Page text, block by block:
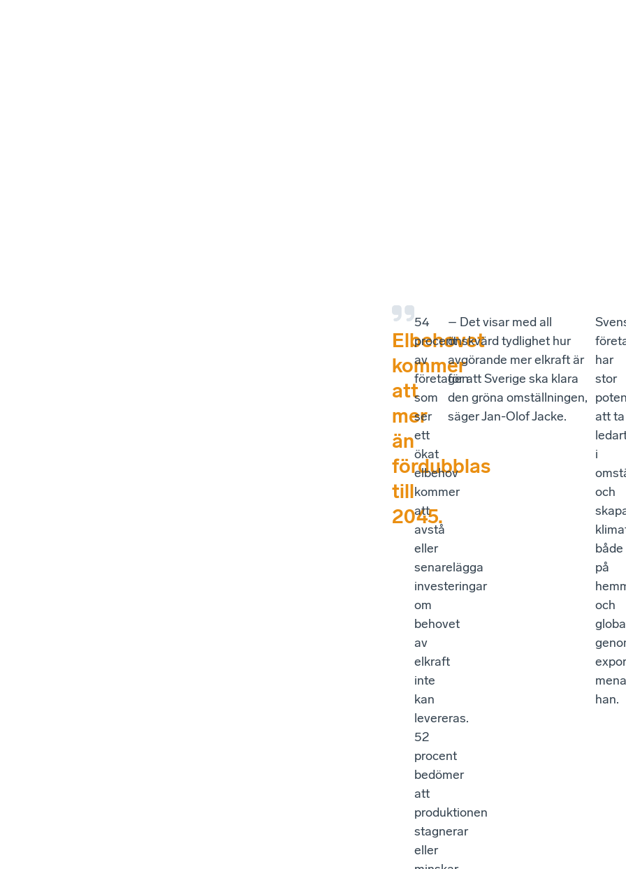
Elbehovet
kommer
att
mer
än
fördubblas
till
2045.
54
procent
av
företagen
som
ser
ett
ökat
elbehov
kommer
att
avstå
eller
senarelägga
investeringar
om
behovet
av
elkraft
inte
kan
levereras.
52
procent
bedömer
att
produktionen
stagnerar
eller
– Det visar med all
önskvärd tydlighet hur
avgörande mer elkraft är
för att Sverige ska klara
den gröna omställningen,
säger Jan-Olof Jacke.
har
stor
att ta
i
och
både
på
och
han.